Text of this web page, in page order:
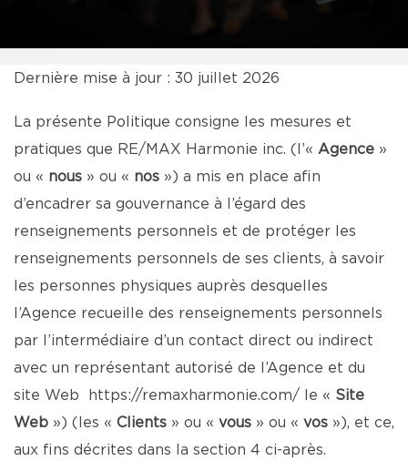
Dernière mise à jour : 30 juillet 2026
La présente Politique consigne les mesures et
pratiques que RE/MAX Harmonie inc. (l’« Agence »
ou « nous » ou « nos ») a mis en place afin
d’encadrer sa gouvernance à l’égard des
renseignements personnels et de protéger les
renseignements personnels de ses clients, à savoir
les personnes physiques auprès desquelles
l’Agence recueille des renseignements personnels
par l’intermédiaire d’un contact direct ou indirect
avec un représentant autorisé de l’Agence et du
site Web
https://remaxharmonie.com/ le « Site
Web ») (les « Clients » ou « vous » ou « vos »), et ce,
aux fins décrites dans la section 4 ci-après.